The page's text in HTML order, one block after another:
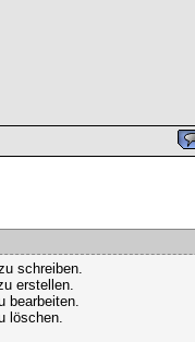
schreiben.
erstellen.
bearbeiten.
löschen.